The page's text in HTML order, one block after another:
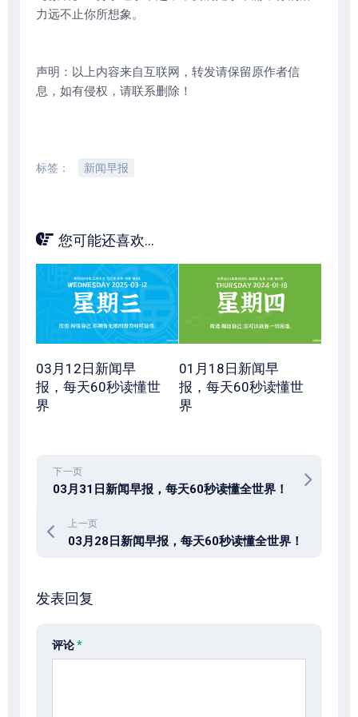
力远不止你所想象。
声明：以上内容来自互联网，转发请保留原作者信
息，如有侵权，请联系删除！
标签： 新闻早报
您可能还喜欢...
03月12日新闻早
报，每天60秒读懂世
界
01月18日新闻早
报，每天60秒读懂世
界
下一页
03月31日新闻早报，每天60秒读懂全世界！
上一页
03月28日新闻早报，每天60秒读懂全世界！
发表回复
评论*